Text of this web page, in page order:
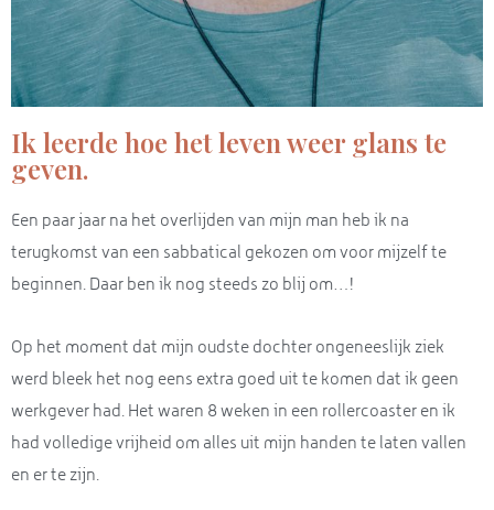
Ik leerde hoe het leven weer glans te
geven.
Een paar jaar na het overlijden van mijn man heb ik na
terugkomst van een sabbatical gekozen om voor mijzelf te
beginnen. Daar ben ik nog steeds zo blij om…!
Op het moment dat mijn oudste dochter ongeneeslijk ziek
werd bleek het nog eens extra goed uit te komen dat ik geen
werkgever had. Het waren 8 weken in een rollercoaster en ik
had volledige vrijheid om alles uit mijn handen te laten vallen
en er te zijn.